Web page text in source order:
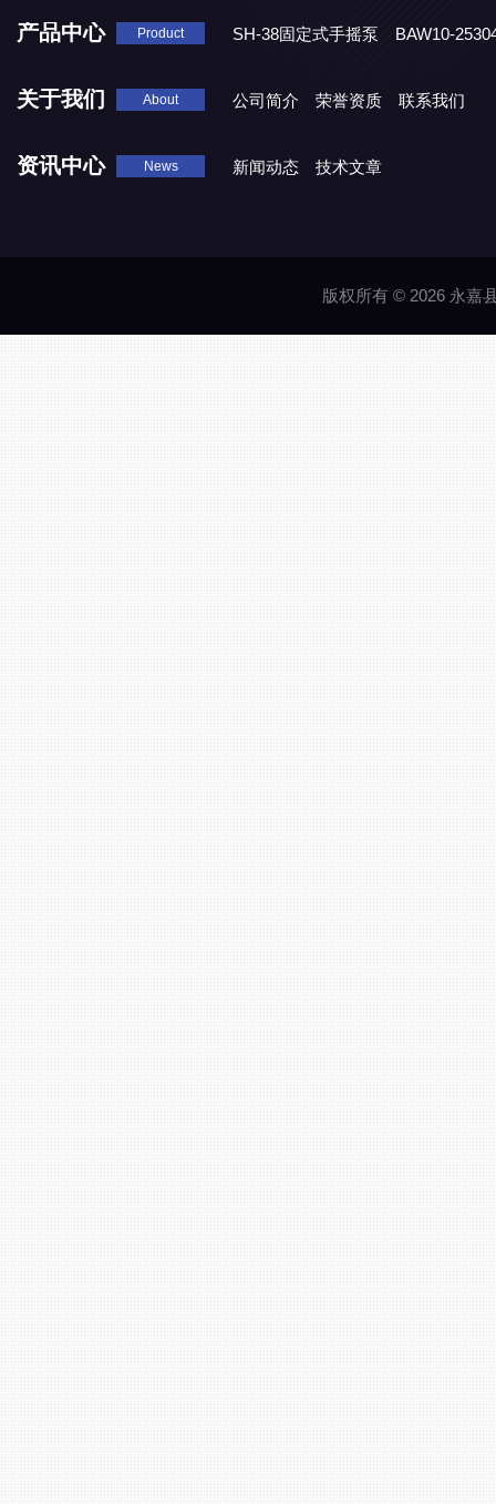
产品中心 Product SH-38固定式手摇泵
BAW10-
关于我们 About 公司简介 荣誉资质 联系我们
资讯中心 News 新闻动态 技术文章
版权所有 © 2026 永嘉